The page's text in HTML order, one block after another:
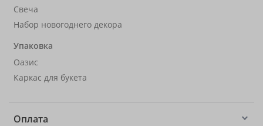
Свеча
Набор новогоднего декора
Упаковка
Оазис
Каркас для букета
Оплата